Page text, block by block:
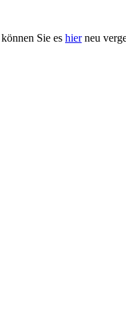
Sie es hierneu